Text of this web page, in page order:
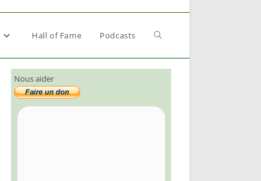
Hall of Fame Podcasts Toggle
Nous aider